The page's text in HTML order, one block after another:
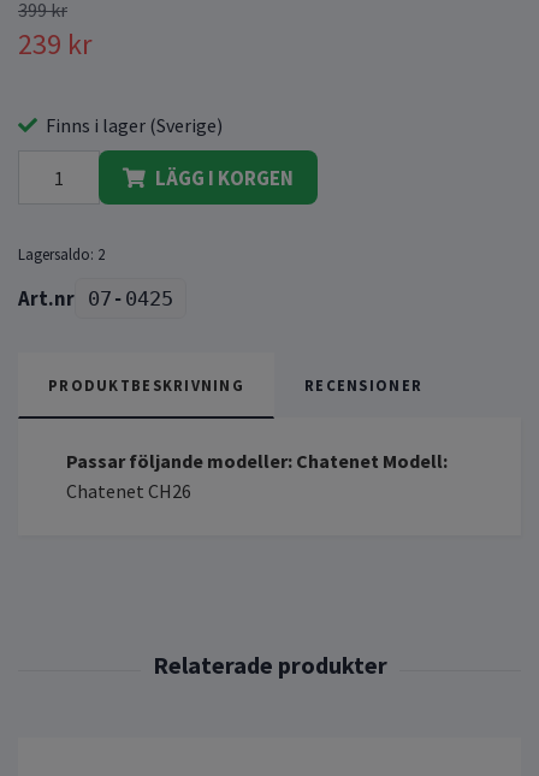
399 kr
239 kr
Finns i lager (Sverige)
LÄGG I KORGEN
Lagersaldo: 2
07-0425
PRODUKTBESKRIVNING RECENSIONER
Passar följande modeller: Chatenet Modell:
Chatenet CH26